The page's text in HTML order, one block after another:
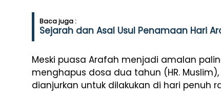
Baca juga :
Sejarah dan Asal Usul Penamaan Hari
Meski puasa Arafah menjadi amalan
menghapus dosa dua tahun (HR.
dianjurkan untuk dilakukan di hari penuh